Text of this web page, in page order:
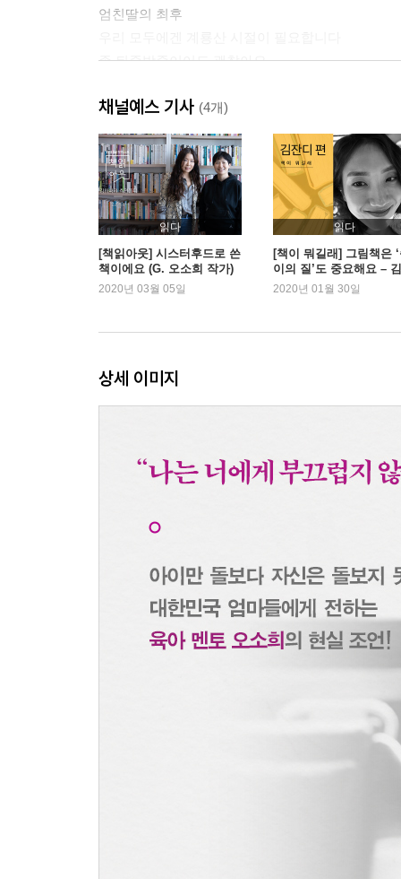
엄친딸의 최후
좀 뒤죽박죽이어도 괜찮아요
엄마는 저절로 훌륭한 여행자가 됩니다
식탁 전체를 바라보는 힘
점점 더 가난한 나라로, 점점 더 많은 사람 속으로
배운 대로 행동하는 삶
그래서 아이가 가져간 ‘THE 가치’는 무엇이냐고요?
1-2. 첫 번째 여행, 세계여행
모자라지도 넘치지도 않게
세계의 청소년들에게서 답을 찾다
우리는 왜 나쁜 엄마가 되었나
시대가 변하면 육아도 변해야 합니다
독박육아와 성적관리를 시작한 여성들, 엄마
필연적으로 죄책감을 안고 사는 요즘 엄마들, 나
1-4. 세 번째 여행, 성장여행
내가 양보하지 않으면 모두가 불편한 세상
그들이 우리에게 보여준 불공평한 세상
2. 어떻게 ‘나’를 찾을 것인가?
나를 찾는 법 1 써 붙이자. ‘내 인생은 나의 것, 애 인
나를 찾는 법 2 내 안의 낡은 ‘엄마’ 롤모델을 지우자
채널예스 기사 (4개)
읽다
[책읽아웃] 시스터후드로 쓴
책이에요 (G. 오소희 작가)
2020년 03월 05일
읽다
[책이 뭐길래] 그림책은
이의 질’도 중요해요 –
디 편
2020년 01월 30일
상세 이미지